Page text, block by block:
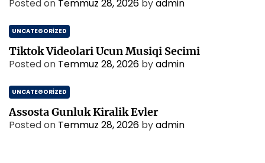
Posted on Temmuz 28, 2026 byadmin
UNCATEGORIZED
Tiktok Videolari Ucun Musiqi Secimi
Posted on Temmuz 28, 2026 byadmin
UNCATEGORIZED
Assosta Gunluk Kiralik Evler
Posted on Temmuz 28, 2026 byadmin